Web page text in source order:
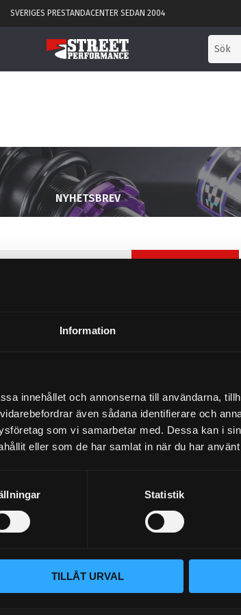
Information
innehållet och annonserna till användarna,
även sådana identifierare och
som vi samarbetar med. Dessa kan i
eller som de har samlat in när du har
Statistik
TILLÅT URVAL
SVERIGES PRESTANDACENTER SEDAN 2004
NYHETSBREV
VÅR AFFÄRSIDÉ ÄR ENKEL:
Vi lever och andas prestanda.
– du hittar rätt bildelar. Vi
oavsett om det gäller bana,
beprövade produkter och en